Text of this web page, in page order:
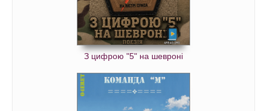
З цифрою "5" на шевроні